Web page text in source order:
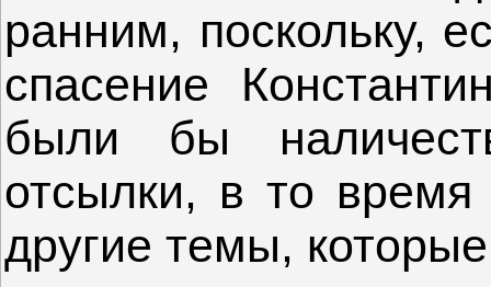
ранним, поскольку,
спасение
были бы
отсылки, в то время
другие темы,